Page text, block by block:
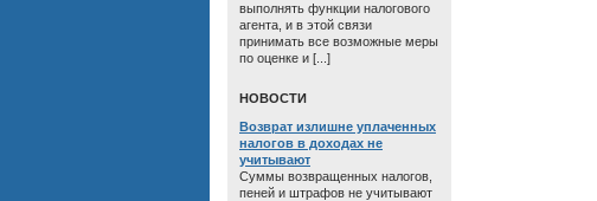
выполнять функции налогового
агента, и в этой связи
принимать все возможные меры
по оценке и [...]
HОВОСТИ
Возврат излишне уплаченных
налогов в доходах не
учитывают
Суммы возвращенных налогов,
пеней и штрафов не учитывают